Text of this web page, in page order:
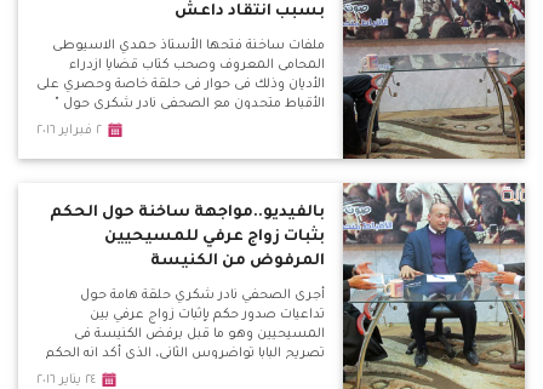
بسبب انتقاد داعش
ملفات ساخنة فتحها الأستاذ حمدي الاسيوطى
المحامى المعروف وصحب كتاب قضايا ازدراء
الأديان وذلك فى حوار فى حلقة خاصة وحصري على
الأقباط متحدون مع الصحفي نادر شكري حول "
ازدراء الأديان مقصلة الأبرياء " وكشف الاسيوطى
من المتشددين فى ظل غياب محاكمة عادلة وآمنة
٢ فبراير ٢٠١٦
بالفيديو..مواجهة ساخنة حول الحكم
بثبات زواج عرفي للمسيحيين
المرفوض من الكنيسة
أجرى الصحفي نادر شكري حلقة هامة حول
تداعيات صدور حكم بإثبات زواج عرفي بين
المسيحيين وهو ما قبل برفض الكنيسة فى
تصريح البابا تواضروس الثاني، الذي أكد انه الحكم
مخالف للقانون وتوجه مجموعه من المحامين
٢٤ يناير ٢٠١٦